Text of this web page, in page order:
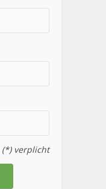
(*) verplicht